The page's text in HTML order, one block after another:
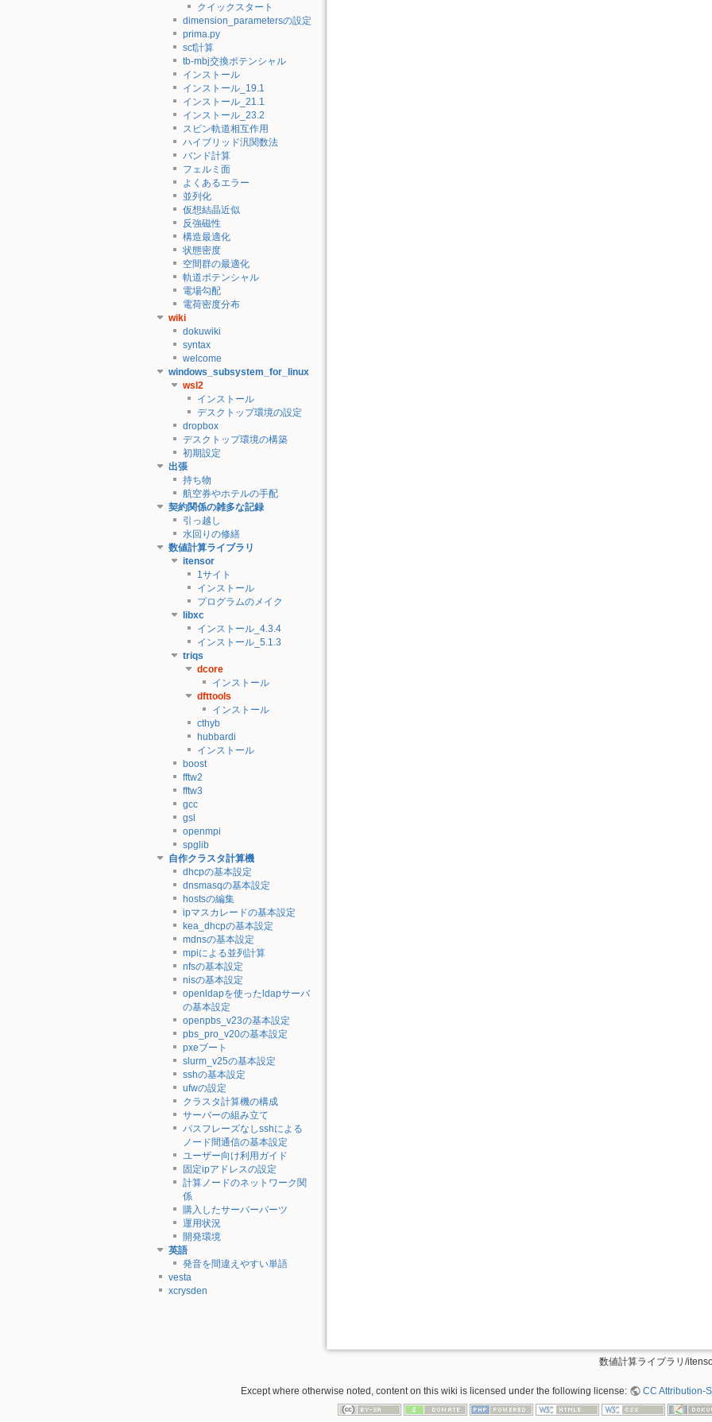
クイックスタート
dimension_parametersの設定
prima.py
scf計算
tb-mbj交換ポテンシャル
インストール
インストール_19.1
インストール_21.1
インストール_23.2
スピン軌道相互作用
ハイブリッド汎関数法
バンド計算
フェルミ面
よくあるエラー
並列化
仮想結晶近似
反強磁性
構造最適化
状態密度
空間群の最適化
軌道ポテンシャル
電場勾配
電荷密度分布
wiki
dokuwiki
syntax
welcome
windows_subsystem_for_linux
wsl2
インストール
デスクトップ環境の設定
dropbox
デスクトップ環境の構築
初期設定
出張
持ち物
航空券やホテルの手配
契約関係の雑多な記録
引っ越し
水回りの修繕
数値計算ライブラリ
itensor
1サイト
インストール
プログラムのメイク
libxc
インストール_4.3.4
インストール_5.1.3
triqs
dcore
インストール
dfttools
インストール
cthyb
hubbardi
インストール
boost
fftw2
fftw3
gcc
gsl
openmpi
spglib
自作クラスタ計算機
dhcpの基本設定
dnsmasqの基本設定
hostsの編集
ipマスカレードの基本設定
kea_dhcpの基本設定
mdnsの基本設定
mpiによる並列計算
nfsの基本設定
nisの基本設定
openldapを使ったldapサーバ
の基本設定
openpbs_v23の基本設定
pbs_pro_v20の基本設定
pxeブート
slurm_v25の基本設定
sshの基本設定
ufwの設定
クラスタ計算機の構成
サーバーの組み立て
パスフレーズなしsshによる
ノード間通信の基本設定
ユーザー向け利用ガイド
固定ipアドレスの設定
計算ノードのネットワーク関
係
購入したサーバーパーツ
運用状況
開発環境
英語
発音を間違えやすい単語
vesta
xcrysden
数値計算ライブラリ/
Except where otherwise noted, content on this wiki is licensed under the following license: CC Attribution-